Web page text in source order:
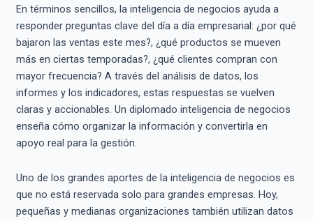
En términos sencillos, la inteligencia de negocios ayuda a
responder preguntas clave del día a día empresarial: ¿por qué
bajaron las ventas este mes?, ¿qué productos se mueven
más en ciertas temporadas?, ¿qué clientes compran con
mayor frecuencia? A través del análisis de datos, los
informes y los indicadores, estas respuestas se vuelven
claras y accionables. Un diplomado inteligencia de negocios
enseña cómo organizar la información y convertirla en
apoyo real para la gestión.
Uno de los grandes aportes de la inteligencia de negocios es
que no está reservada solo para grandes empresas. Hoy,
pequeñas y medianas organizaciones también utilizan datos